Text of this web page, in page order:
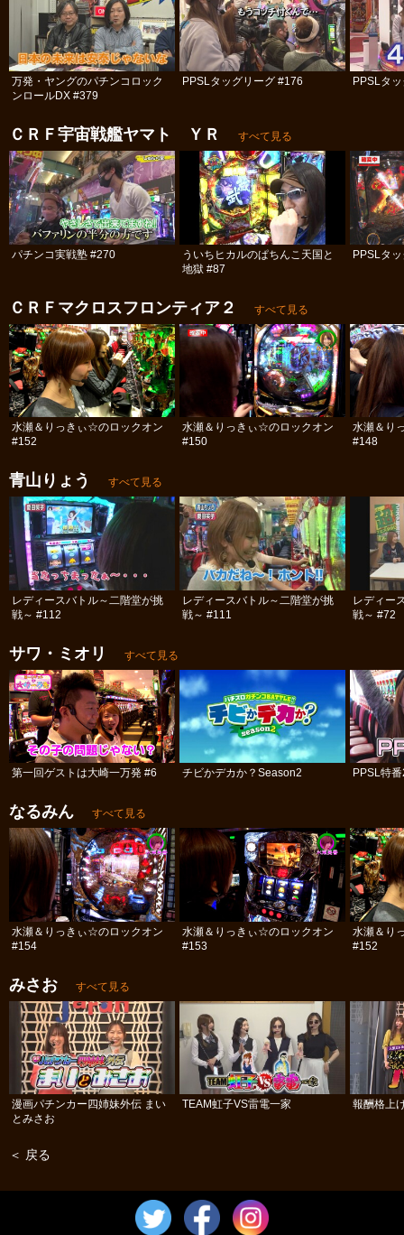
万発・ヤングのパチンコロック
ンロールDX #379
PPSLタッグリーグ #176 PPSLタ
ＣＲＦ宇宙戦艦ヤマト ＹＲ すべて見る
パチンコ実戦塾 #270
ういちヒカルのぱちんこ天国と
地獄 #87
PPSLタ
ＣＲＦマクロスフロンティア２ すべて見る
水瀬＆りっきぃ☆のロックオン
#152
水瀬＆りっきぃ☆のロックオン
#150
水瀬＆り
#148
青山りょう すべて見る
レディースバトル～二階堂が挑
戦～ #112
レディースバトル～二階堂が挑
戦～ #111
レディー
戦～ #72
サワ・ミオリ すべて見る
第一回ゲストは大崎一万発 #6 チビかデカか？Season2 PPSL特
なるみん すべて見る
水瀬＆りっきぃ☆のロックオン
#154
水瀬＆りっきぃ☆のロックオン
#153
水瀬＆り
#152
みさお すべて見る
漫画パチンカー四姉妹外伝 まい
とみさお
TEAM虹子VS雷電一家 報酬格上
＜ 戻る